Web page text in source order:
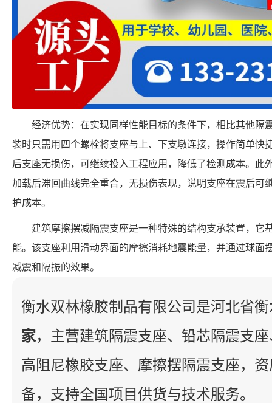
经济优势：在实现同样性能目标的条件下，相比其他隔
装时只需用四个螺栓将支座与上、下支墩连接，操作简单快
后支座无损伤，可继续投入工程应用，降低了检测成本。此
加载后滞回曲线完全重合，无损伤表现，说明支座在震后可
护成本。
建筑摩擦摆减隔震支座是一种特殊的结构支承装置，它
能。该支座利用滑动界面的摩擦消耗地震能量，并通过球面
减震和隔振的效果。
衡水双林橡胶制品有限公司是河北省
家，主营建筑隔震支座、铅芯隔震支
高阻尼橡胶支座、摩擦摆隔震支座，
备，支持全国项目供货与技术服务。